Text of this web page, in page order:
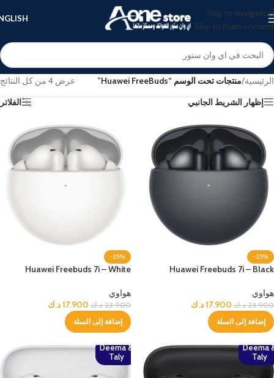
Skip to navigation
Skip to main content
الرئيسية/منتجات تحت الوسم “Huawei FreeBuds”
عرض ⁦4⁩ من كل النتائج
إظهار الشريط الجانبي
الفلاتر
-25%
Huawei Freebuds 7i – Black
هواوي
23.900 د.ك 17.900د.ك
إضافة إلى السلة
-25%
Huawei Freebuds 7i – White
هواوي
23.900 د.ك 17.900د.ك
إضافة إلى السلة
Deema
Taly
Deema &
Taly